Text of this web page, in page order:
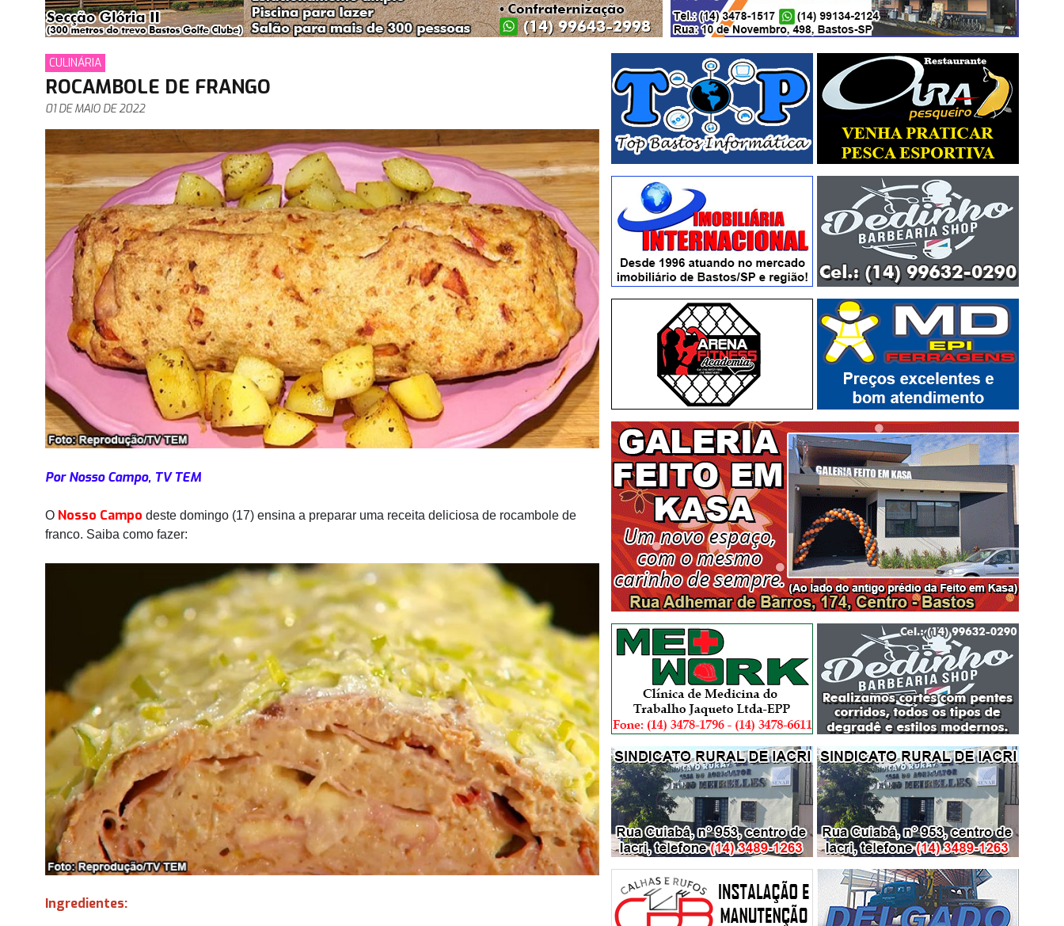
CULINÁRIA
ROCAMBOLE DE FRANGO
01 DE MAIO DE 2022
Por Nosso Campo, TV TEM
O Nosso Campo deste domingo (17) ensina a preparar uma receita deliciosa de rocambole de
franco. Saiba como fazer:
Ingredientes: